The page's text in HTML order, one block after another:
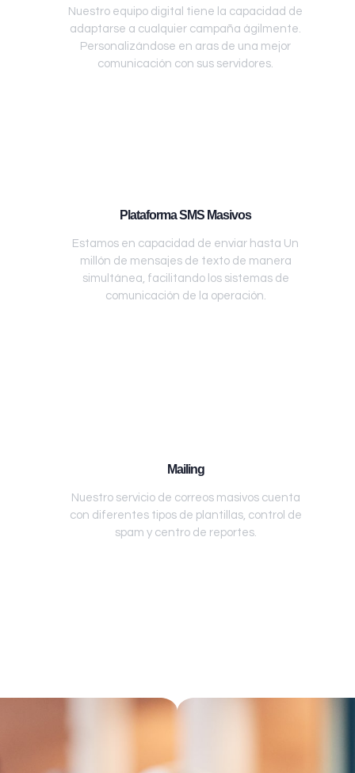
Nuestro equipo digital tiene la capacidad de
adaptarse a cualquier campaña ágilmente.
Personalizándose en aras de una mejor
comunicación con sus servidores.
Plataforma SMS Masivos
Estamos en capacidad de enviar hasta Un
millón de mensajes de texto de manera
simultánea, facilitando los sistemas de
comunicación de la operación.
Mailing
Nuestro servicio de correos masivos cuenta
con diferentes tipos de plantillas, control de
spam y centro de reportes.